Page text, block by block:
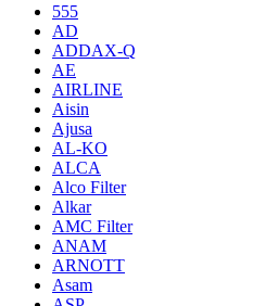
555
AD
ADDAX-Q
AE
AIRLINE
Aisin
Ajusa
AL-KO
ALCA
Alco Filter
Alkar
AMC Filter
ANAM
ARNOTT
Asam